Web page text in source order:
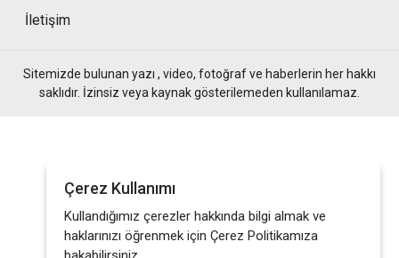
İletişim
Sitemizde bulunan yazı , video, fotoğraf ve haberlerin her hakkı
saklıdır. İzinsiz veya kaynak gösterilemeden kullanılamaz.
Çerez Kullanımı
Kullandığımız çerezler hakkında bilgi almak ve
haklarınızı öğrenmek için Çerez Politikamıza